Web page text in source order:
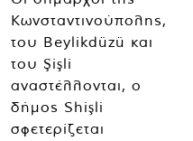
Κωνσταντινούπολης,
του Beylikdüzü και
του Şişli
αναστέλλονται, ο
δήμος Shişli
σφετερίζεται